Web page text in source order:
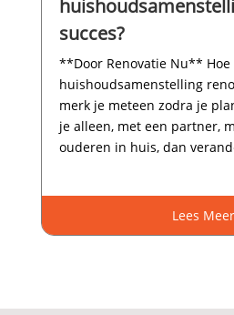
succes?
**Door Renovatie Nu**
huishoudsamenstelling
merk je meteen zodra je
je alleen, met een partner,
ouderen in huis, dan
Lees Meer